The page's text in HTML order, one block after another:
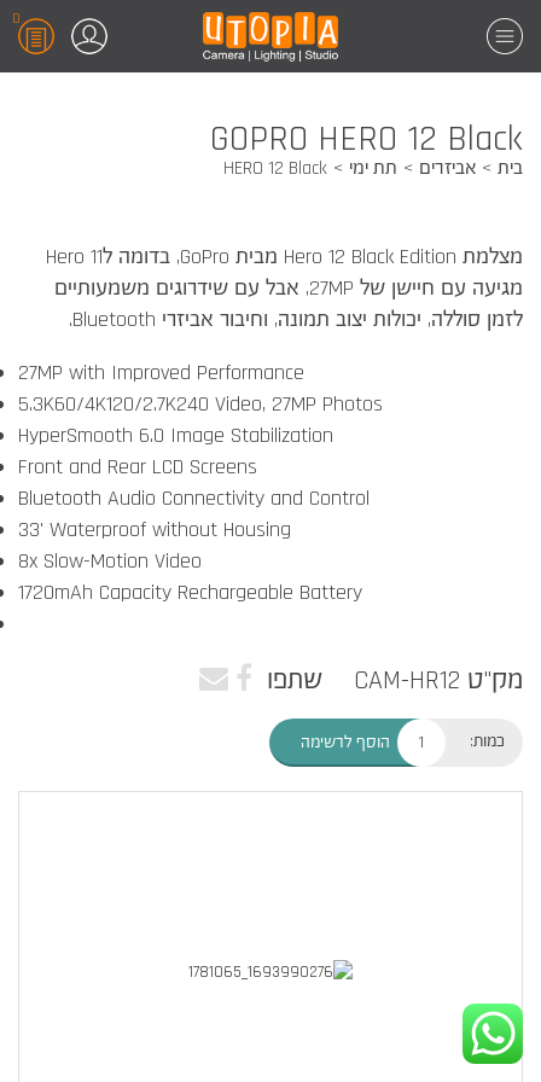
0
GOPRO HERO 12 Black
בית אביזרים תת ימי HERO 12 Black
מצלמת Hero 12 Black Edition מבית GoPro, בדומה לHero 11
מגיעה עם חיישן של 27MP, אבל עם שידרוגים משמעותיים
לזמן סוללה, יכולות יצוב תמונה, וחיבור אביזרי Bluetooth.
27MP with Improved Performance
5.3K60/4K120/2.7K240 Video, 27MP Photos
HyperSmooth 6.0 Image Stabilization
Front and Rear LCD Screens
Bluetooth Audio Connectivity and Control
33' Waterproof without Housing
8x Slow-Motion Video
1720mAh Capacity Rechargeable Battery
מק"ט CAM-HR12 שתפו
כמות: הוסף לרשימה